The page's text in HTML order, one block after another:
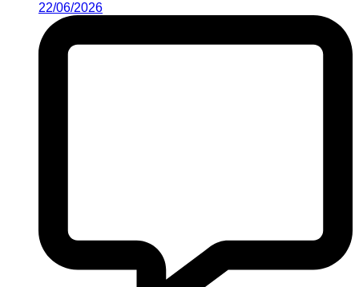
22/06/2026